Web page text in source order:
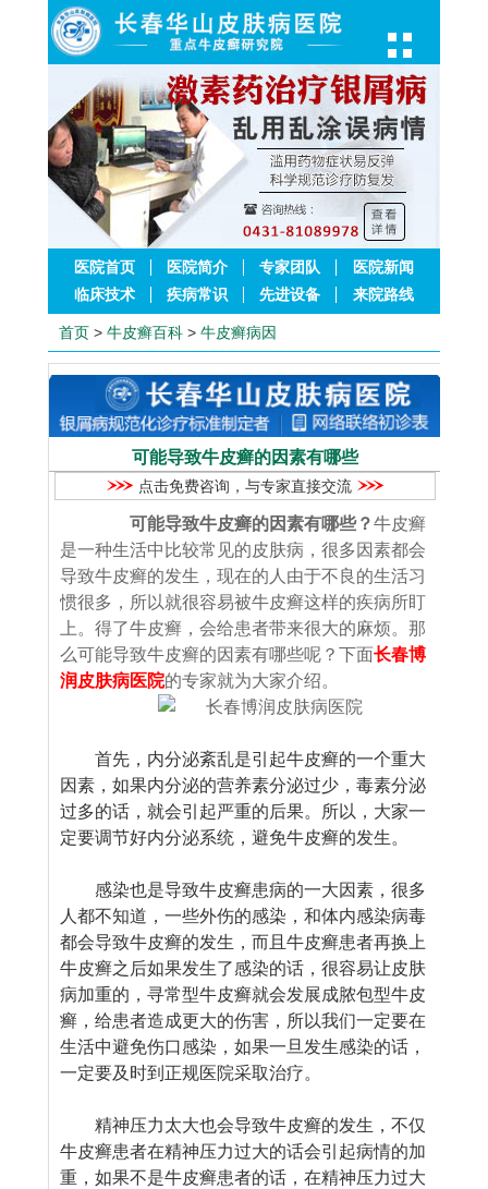
医院首页 医院简介 专家团队
医院新闻
临床技术
疾病常识 先进设备 来院路线
首页 > 牛皮癣百科 > 牛皮癣病因
可能导致牛皮癣的因素有哪些
点击免费咨询，与专家直接交流
可能导致牛皮癣的因素有哪些？牛皮癣
是一种生活中比较常见的皮肤病，很多因素都会
导致牛皮癣的发生，现在的人由于不良的生活习
惯很多，所以就很容易被牛皮癣这样的疾病所盯
上。得了牛皮癣，会给患者带来很大的麻烦。那
么可能导致牛皮癣的因素有哪些呢？下面长春博
润皮肤病医院的专家就为大家介绍。
首先，内分泌紊乱是引起牛皮癣的一个重大
因素，如果内分泌的营养素分泌过少，毒素分泌
过多的话，就会引起严重的后果。所以，大家一
定要调节好内分泌系统，避免牛皮癣的发生。
感染也是导致牛皮癣患病的一大因素，很多
人都不知道，一些外伤的感染，和体内感染病毒
都会导致牛皮癣的发生，而且牛皮癣患者再换上
牛皮癣之后如果发生了感染的话，很容易让皮肤
病加重的，寻常型牛皮癣就会发展成脓包型牛皮
癣，给患者造成更大的伤害，所以我们一定要在
生活中避免伤口感染，如果一旦发生感染的话，
一定要及时到正规医院采取治疗。
精神压力太大也会导致牛皮癣的发生，不仅
牛皮癣患者在精神压力过大的话会引起病情的加
重，如果不是牛皮癣患者的话，在精神压力过大